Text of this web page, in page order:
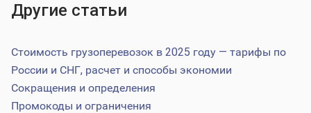
Другие статьи
Стоимость грузоперевозок в 2025 году — тарифы по
России и СНГ, расчет и способы экономии
Сокращения и определения
Промокоды и ограничения